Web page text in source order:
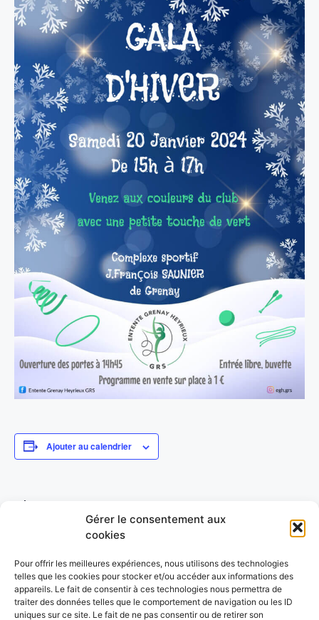
Gérer le consentement aux
cookies
Pour offrir les meilleures expériences, nous utilisons des technologies
telles que les cookies pour stocker et/ou accéder aux informations des
appareils. Le fait de consentir à ces technologies nous permettra de
traiter des données telles que le comportement de navigation ou les ID
uniques sur ce site. Le fait de ne pas consentir ou de retirer son
Ajouter au calendrier
DÉTAILS
GRS
LIEU
Grenay (38)
Complexe Sportif J. François Saunier
Entente Grenay Heyrieux